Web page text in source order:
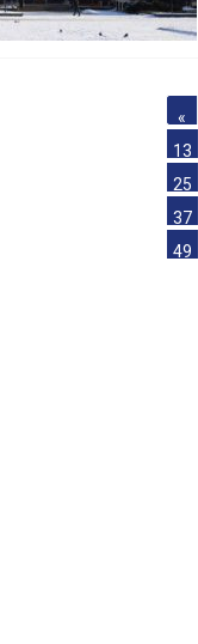
«
13
25